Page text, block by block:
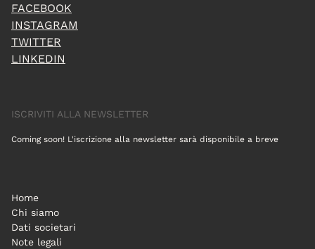
FACEBOOK
INSTAGRAM
TWITTER
LINKEDIN
ISCRIVITI ALLA NEWSLETTER
Coming soon! L'iscrizione alla newsletter sarà disponibile a breve
Home
Chi siamo
Dati societari
Note legali